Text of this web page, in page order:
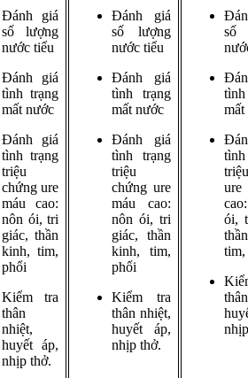
Đánh giá
số lượng
nước tiểu
Đánh giá
tình trạng
mất nước
Đánh giá
tình trạng
triệu
chứng ure
máu cao:
nôn ói, tri
giác, thần
kinh, tim,
phổi
Kiểm tra
thân
nhiệt,
huyết áp,
nhịp thở.
Đánh giá
số lượng
nước tiểu
Đánh giá
tình trạng
mất nước
Đánh giá
tình trạng
triệu
chứng ure
máu cao:
nôn ói, tri
giác, thần
kinh, tim,
phổi
Kiểm tra
thân nhiệt,
huyết áp,
nhịp thở.
số
mất
ói,
tim,